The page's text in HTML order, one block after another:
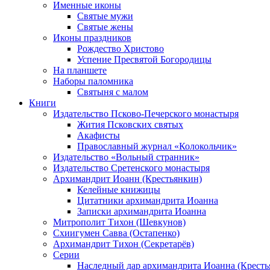
Именные иконы
Святые мужи
Святые жены
Иконы праздников
Рождество Христово
Успение Пресвятой Богородицы
На планшете
Наборы паломника
Святыня с малом
Книги
Издательство Псково-Печерского монастыря
Жития Псковских святых
Акафисты
Православный журнал «Колокольчик»
Издательство «Вольный странник»
Издательство Сретенского монастыря
Архимандрит Иоанн (Крестьянкин)
Келейные книжицы
Цитатники архимандрита Иоанна
Записки архимандрита Иоанна
Митрополит Тихон (Шевкунов)
Схиигумен Савва (Остапенко)
Архимандрит Тихон (Секретарёв)
Серии
Наследный дар архимандрита Иоанна